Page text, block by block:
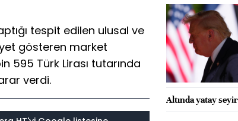
tespit edilen ulusal ve
gösteren market
595 Türk Lirası tutarında
verdi.
Altında yatay